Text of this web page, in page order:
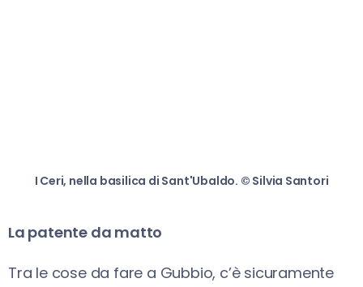
I Ceri, nella basilica di Sant'Ubaldo. © Silvia Santori
La patente da matto
Tra le cose da fare a Gubbio, c’è sicuramente